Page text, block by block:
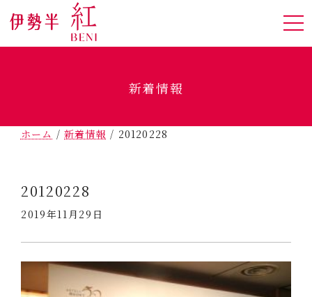
新着情報
ホーム /新着情報 / 20120228
20120228
2019年11月29日